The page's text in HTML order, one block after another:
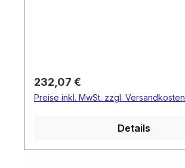
Regulärer Preis:
232,07 €
Preise inkl. MwSt. zzgl. Versandkosten
Details